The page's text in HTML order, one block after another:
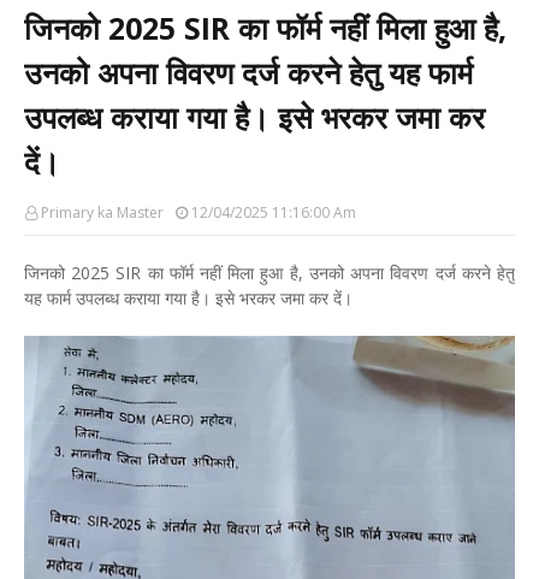
जिनको 2025 SIR का फॉर्म नहीं मिला हुआ है,
उनको अपना विवरण दर्ज करने हेतु यह फार्म
उपलब्ध कराया गया है। इसे भरकर जमा कर
दें।
Primary ka Master 12/04/2025 11:16:00 Am
जिनको 2025 SIR का फॉर्म नहीं मिला हुआ है, उनको अपना विवरण दर्ज करने हेतु
यह फार्म उपलब्ध कराया गया है। इसे भरकर जमा कर दें।